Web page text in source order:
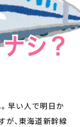
早い人で明日か
が、東海道新幹線